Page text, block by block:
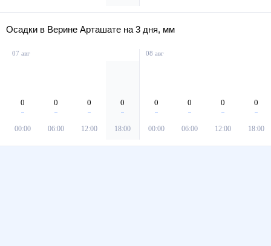
Осадки в Верине Арташате на 3 дня, мм
07 авг
0
00:00
0
06:00
0
12:00
0
18:00
08 авг
0
00:00
0
06:00
0
12:00
0
18:00